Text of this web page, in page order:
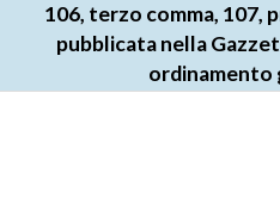
106, terzo comma, 107,
pubblicata nella
ordinamento